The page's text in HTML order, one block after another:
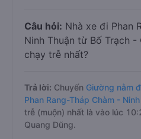
Câu hỏi: Nhà xe đi Phan
Ninh Thuận từ Bố Trạch -
chạy trễ nhất?
Trả lời: Chuyến Giường nằm
Phan Rang-Tháp Chàm -
trễ (muộn) nhất là vào lúc
Quang Dũng.